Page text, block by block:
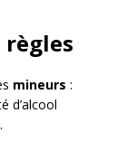
mineurs :
d’alcool